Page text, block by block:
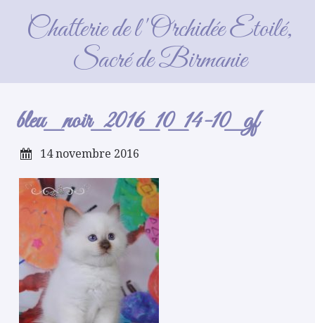
Chatterie de l'Orchidée Etoilé,
Sacré de Birmanie
bleu_noir_2016_10_14-10_gf
bleu_noir_2016_10_14-10_gf
14 novembre 2016